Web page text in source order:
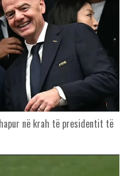
në krah të presidentit të